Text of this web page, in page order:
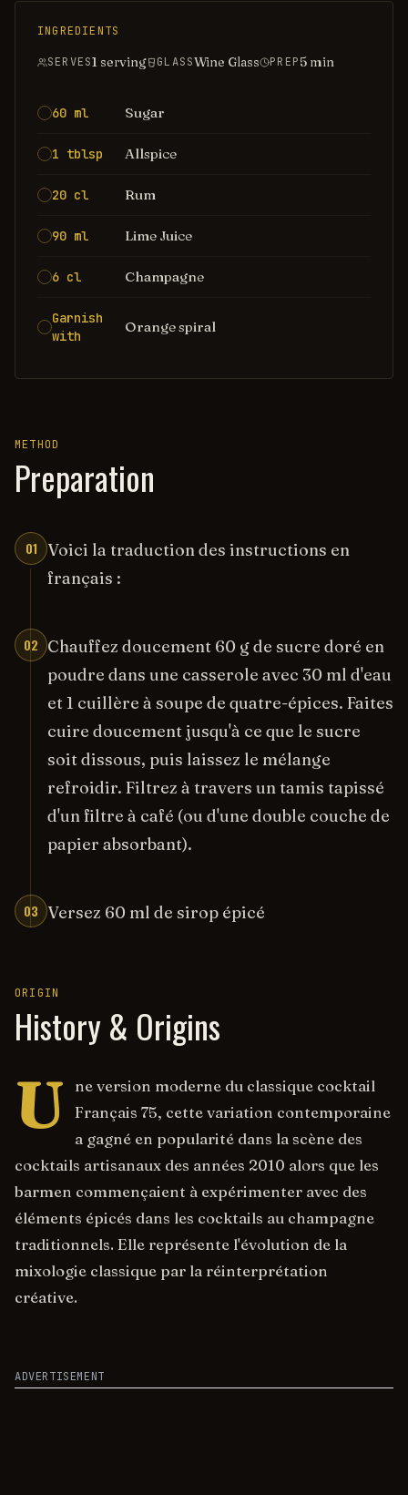
INGREDIENTS
SERVES1 serving GLASSWine Glass PREP5 min
60 ml Sugar
1 tblsp Allspice
20 cl Rum
90 ml Lime Juice
6 cl Champagne
Garnish
with
Orange spiral
METHOD
Preparation
01
Voici la traduction des instructions en
français :
02 Chauffez doucement 60 g de sucre doré en
poudre dans une casserole avec 30 ml d'eau
et 1 cuillère à soupe de quatre-épices. Faites
cuire doucement jusqu'à ce que le sucre
soit dissous, puis laissez le mélange
refroidir. Filtrez à travers un tamis tapissé
d'un filtre à café (ou d'une double couche de
papier absorbant).
03 Versez 60 ml de sirop épicé
ORIGIN
History & Origins
U
ne version moderne du classique cocktail
Français 75, cette variation contemporaine
a gagné en popularité dans la scène des
cocktails artisanaux des années 2010 alors que les
barmen commençaient à expérimenter avec des
éléments épicés dans les cocktails au champagne
traditionnels. Elle représente l'évolution de la
mixologie classique par la réinterprétation
créative.
ADVERTISEMENT